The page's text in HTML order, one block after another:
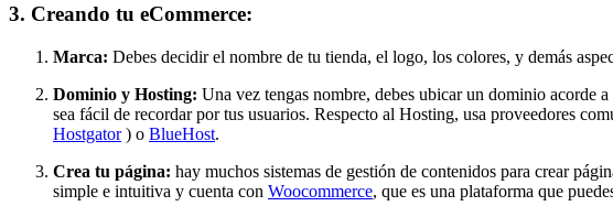
3. Creando tu eCommerce:
Marca: Debes decidir el nombre de tu tienda, el logo, los colores, y demás
Dominio y Hosting: Una vez tengas nombre, debes ubicar un dominio acorde
sea fácil de recordar por tus usuarios. Respecto al Hosting, usa proveedores
Hostgator) o BlueHost.
Crea tu página: hay muchos sistemas de gestión de contenidos para crear
simple e intuitiva y cuenta con Woocommerce, que es una plataforma que